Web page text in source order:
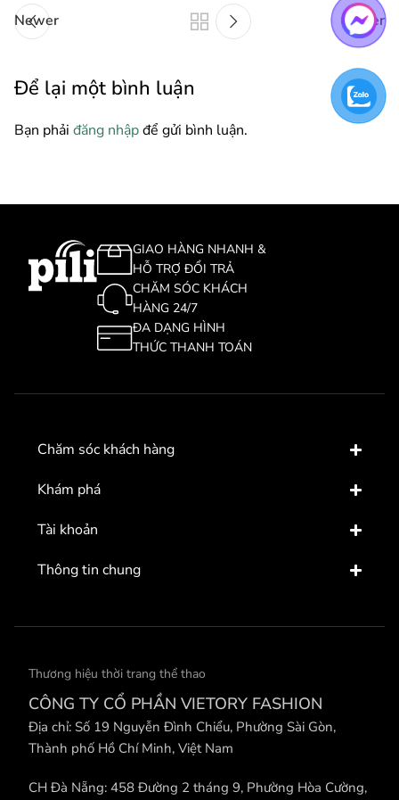
Newer Older
Để lại một bình luận
Bạn phải đăng nhậpđể gửi bình luận.
GIAO HÀNG NHANH &
HỖ TRỢ ĐỔI TRẢ
CHĂM SÓC KHÁCH
HÀNG 24/7
ĐA DẠNG HÌNH
THỨC THANH TOÁN
Chăm sóc khách hàng
Khám phá
Tài khoản
Thông tin chung
Thương hiệu thời trang thể thao
CÔNG TY CỔ PHẦN VIETORY FASHION
Địa chỉ: Số 19 Nguyễn Đình Chiểu, Phường Sài Gòn,
Thành phố Hồ Chí Minh, Việt Nam
CH Đà Nẵng: 458 Đường 2 tháng 9, Phường Hòa Cường,